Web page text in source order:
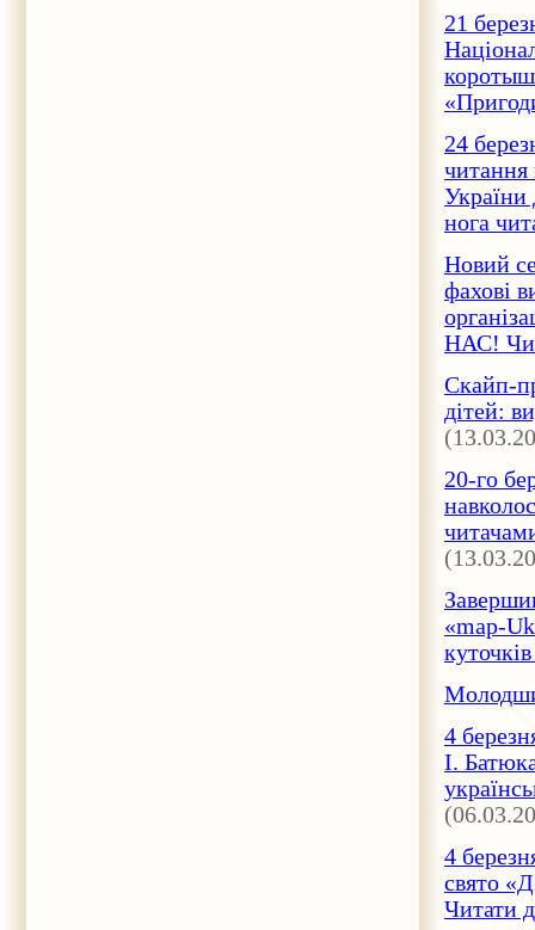
21
24
читання
України
нога
Новий
фахові
НАС!
Скайп-
дітей:
20-го
«map-
4
І.
4
свято
Читати